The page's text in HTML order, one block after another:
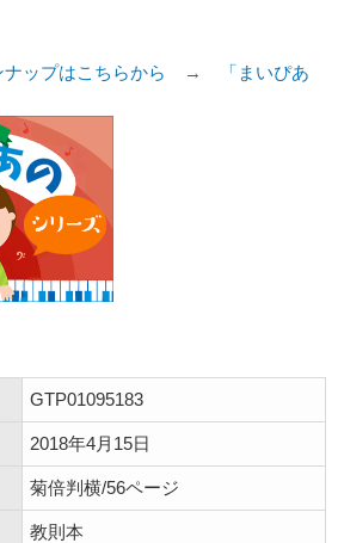
ナップはこちらから → 「まいぴあ
GTP01095183
2018年4月15日
菊倍判横/56ページ
教則本